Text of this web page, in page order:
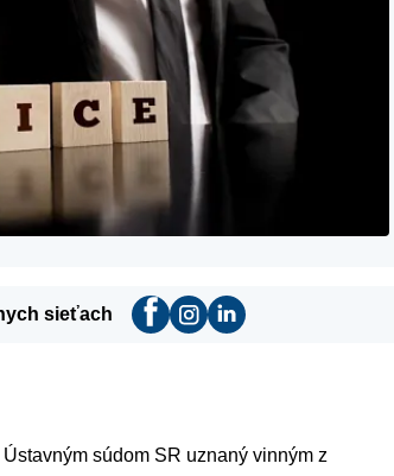
sieťach
súdom SR uznaný vinným z